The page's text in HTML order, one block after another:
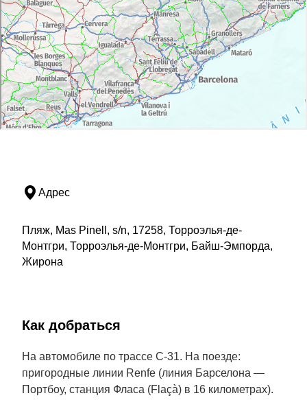
Адрес
Пляж, Mas Pinell, s/n, 17258, Торроэлья-де-
Монтгри, Торроэлья-де-Монтгри, Байш-Эмпорда,
Жирона
Как добраться
На автомобиле по трассе C-31. На поезде:
пригородные линии Renfe (линия Барселона —
Портбоу, станция Фласа (Flaçà) в 16 километрах).